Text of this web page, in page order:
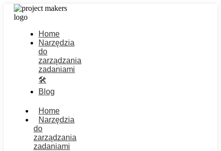
Home
Narzędzia
do
zarządzania
zadaniami
🛠️
Blog
Home
Narzędzia
do
zarządzania
zadaniami